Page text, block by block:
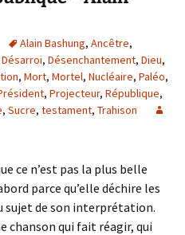
Alain Bashung, Ancêtre,
Désarroi, Désenchantement, Dieu,
, Mort, Mortel, Nucléaire, Paléo,
, Projecteur, République,
, Sucre, testament, Trahison
ce n’est pas la plus belle
parce qu’elle déchire les
sujet de son interprétation.
chanson qui fait réagir, qui